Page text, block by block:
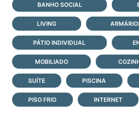
BANHO SOCIAL
LIVING
PÁTIO INDIVIDUAL
MOBILIADO
SUÍTE PISCINA
PISO FRIO INTERNET